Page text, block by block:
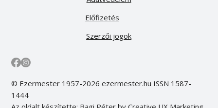
Előfizetés
Szerzői jogok
© Ezermester 1957-2026 ezermester.hu ISSN 1587-
1444